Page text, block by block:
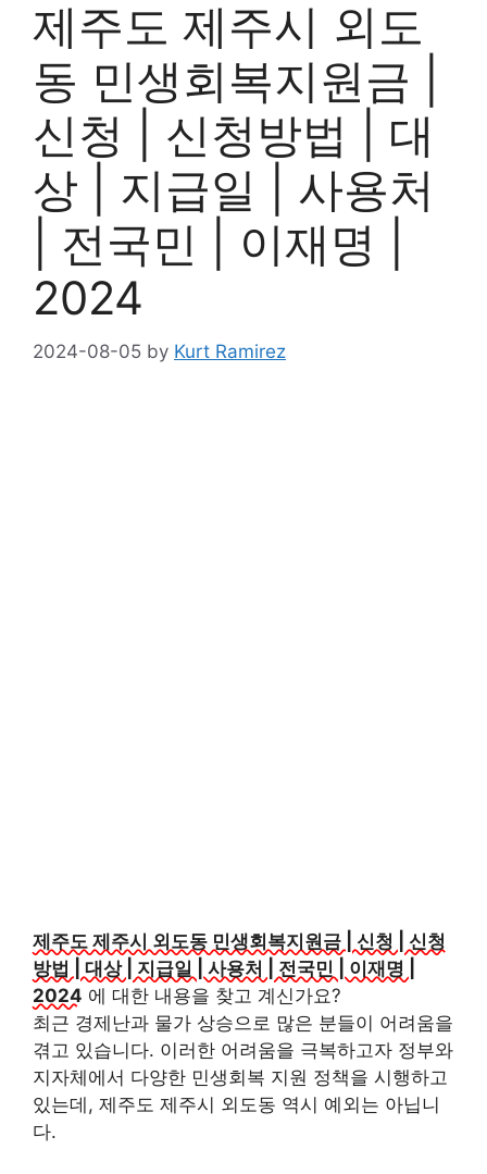
제주도 제주시 외도
동 민생회복지원금 |
신청 | 신청방법 | 대
상 | 지급일 | 사용처
| 전국민 | 이재명 |
2024
2024-08-05 by Kurt Ramirez
제주도 제주시 외도동 민생회복지원금 | 신청 | 신청
방법 | 대상 | 지급일 | 사용처 | 전국민 | 이재명 |
2024 에 대한 내용을 찾고 계신가요?
최근 경제난과 물가 상승으로 많은 분들이 어려움을
겪고 있습니다. 이러한 어려움을 극복하고자 정부와
지자체에서 다양한 민생회복 지원 정책을 시행하고
있는데, 제주도 제주시 외도동 역시 예외는 아닙니
다.